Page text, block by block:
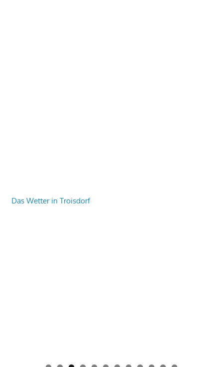
Das Wetter in Troisdorf